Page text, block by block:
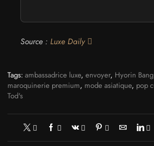
Source : Luxe Daily
Tags: ambassadrice luxe, envoyer, Hyorin Bang
maroquinerie premium, mode asiatique, pop
Tod's